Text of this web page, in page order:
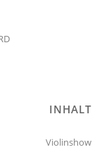
INHALT
Violinshow